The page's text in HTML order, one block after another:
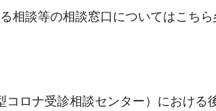
相談等の相談窓口についてはこちら
コロナ受診相談センター）における